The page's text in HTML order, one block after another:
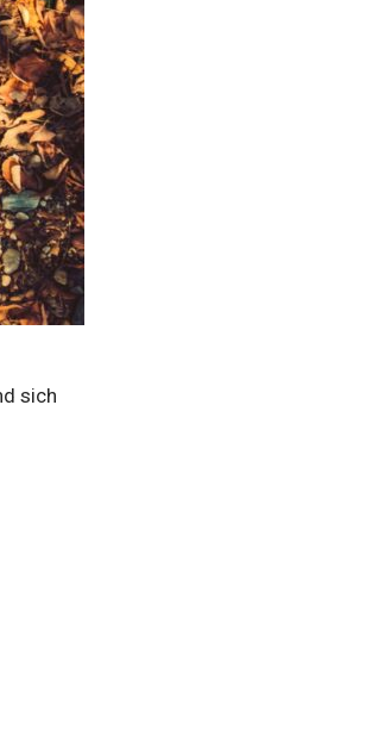
sich